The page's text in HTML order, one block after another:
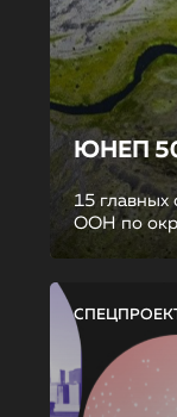
ЮНЕП
15
ООН по